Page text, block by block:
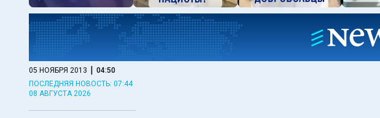
05 НОЯБРЯ 2013 | 04:50
ПОСЛЕДНЯЯ НОВОСТЬ: 07:44
08 АВГУСТА 2026